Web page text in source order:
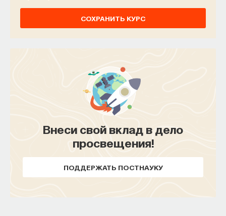
СОХРАНИТЬ КУРС
Внеси свой вклад в дело
просвещения!
ПОДДЕРЖАТЬ ПОСТНАУКУ